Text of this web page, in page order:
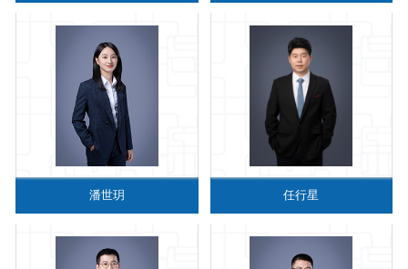
潘世玥 任行星